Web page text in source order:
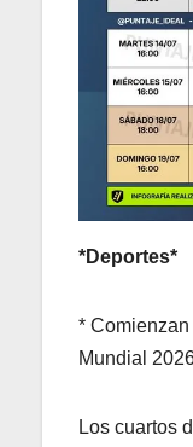
*Deportes*
*
Mundial
Los cuartos